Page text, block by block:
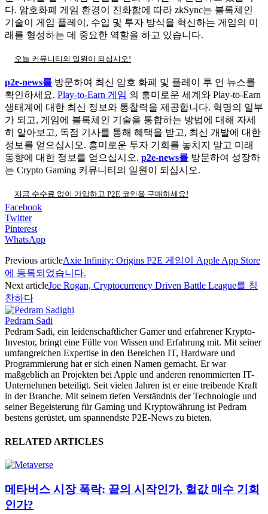
다. 암호화폐 게임 환경이 진화함에 따라 zkSync는 블록체인
기술이 게임 플레이, 수입 및 투자 방식을 혁신하는 게임의 미
래를 형성하는 데 중요한 역할을 하고 있습니다.
오늘 커뮤니티의 일원이 되십시오!
p2e-news를 방문하여 최신 암호 화폐 및 플레이 투 언 뉴스를
확인하세요. Play-to-Earn 게임 의 흥미로운 세계와 Play-to-Earn
생태계에 대한 최신 정보와 통찰력을 제공합니다. 혁명의 일부
가 되고, 게임에 블록체인 기술을 통합하는 방법에 대해 자세
히 알아보고, 독점 기사를 통해 혜택을 받고, 최신 개발에 대한
정보를 얻으십시오. 흥미로운 투자 기회를 놓치지 말고 미래
동향에 대한 정보를 얻으십시오. p2e-news를 방문하여 성장하
는 Crypto Gaming 커뮤니티의 일원이 되십시오.
지금 수수료 없이 가입하고 P2E 코인을 구매하세요!
Facebook
Twitter
Pinterest
WhatsApp
Previous articleAxie Infinity: Origins P2E 게임이 Apple App Store
에 등록되었습니다.
Next articleJoe Rogan, Cryptocurrency Driven Battle League를 칭
찬하다
Pedram Sadi
Pedram Sadi, ein leidenschaftlicher Gamer und erfahrener Krypto-
Investor, bringt eine Fülle von Wissen und Erfahrung mit. Mit seiner
umfangreichen Expertise in den Bereichen IT, Hardware und
Programmierung hat er sich einen Namen gemacht. Er war
maßgeblich an Projekten bei Apple und anderen renommierten IT-
Unternehmen beteiligt. Seit vielen Jahren ist er eine treibende Kraft
in der Branche. Mit seinem tiefen Verständnis der Technologie und
seiner Begeisterung für Gaming und Kryptowährung ist Pedram
bestens gerüstet, um spannendste P2E-News zu bieten.
RELATED ARTICLES
메타버스 시장 폭락: 끝의 시작인가, 헐값 매수 기회
인가?